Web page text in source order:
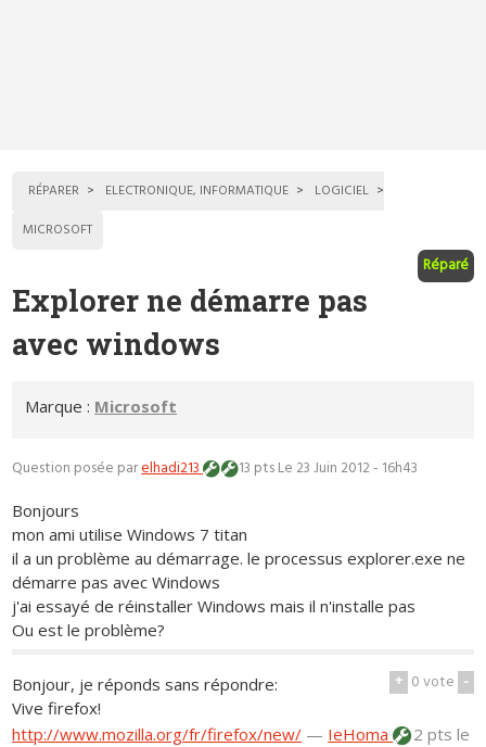
RÉPARER ELECTRONIQUE, INFORMATIQUE
LOGICIEL
MICROSOFT
Réparé
Explorer ne démarre pas
avec windows
Marque : Microsoft
Question posée parelhadi213 13 ptsLe 23 Juin 2012 - 16h43
Bonjours
mon ami utilise Windows 7 titan
il a un problème au démarrage. le processus explorer.exe ne
démarre pas avec Windows
j'ai essayé de réinstaller Windows mais il n'installe pas
Ou est le problème?
+ 0vote -
Bonjour, je réponds sans répondre:
Vive firefox!
http://www.mozilla.org/fr/firefox/new/ — IeHoma 2 ptsle